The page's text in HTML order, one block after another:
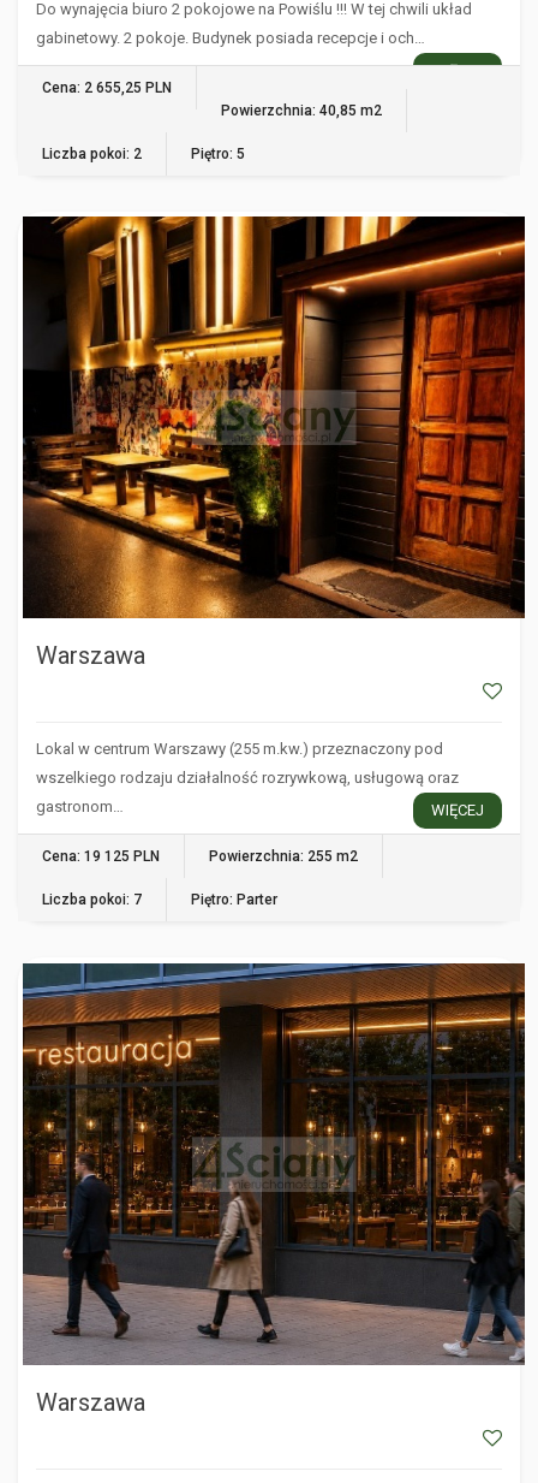
Do wynajęcia biuro 2 pokojowe na Powiślu !!! W tej chwili układ
gabinetowy. 2 pokoje. Budynek posiada recepcje i och…
WIĘCEJ
Cena: 2 655,25 PLN
Powierzchnia: 40,85 m2
Liczba pokoi: 2 Piętro: 5
WARSZAWA
Warszawa
Lokal w centrum Warszawy (255 m.kw.) przeznaczony pod
wszelkiego rodzaju działalność rozrywkową, usługową oraz
gastronom…
WIĘCEJ
Cena: 19 125 PLN Powierzchnia: 255 m2
Liczba pokoi: 7 Piętro: Parter
WARSZAWA
Warszawa